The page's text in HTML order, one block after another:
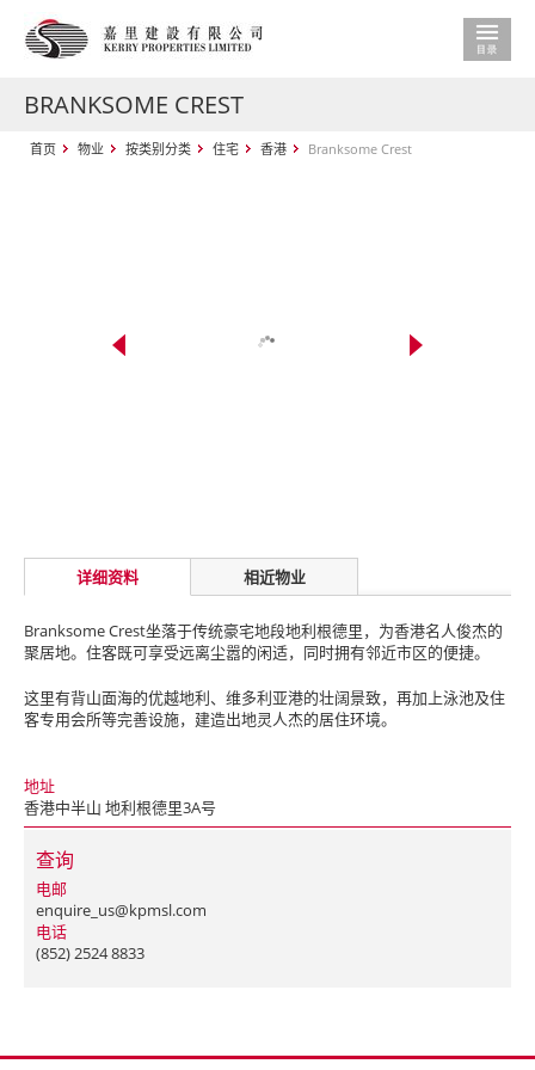
BRANKSOME CREST
首页 物业 按类别分类 住宅 香港 Branksome Crest
详细资料 相近物业
Branksome Crest坐落于传统豪宅地段地利根德里，为香港名人俊杰的
聚居地。住客既可享受远离尘嚣的闲适，同时拥有邻近市区的便捷。
这里有背山面海的优越地利、维多利亚港的壮阔景致，再加上泳池及住
客专用会所等完善设施，建造出地灵人杰的居住环境。
地址
香港中半山 地利根德里3A号
查询
电邮
enquire_us@kpmsl.com
电话
(852) 2524 8833